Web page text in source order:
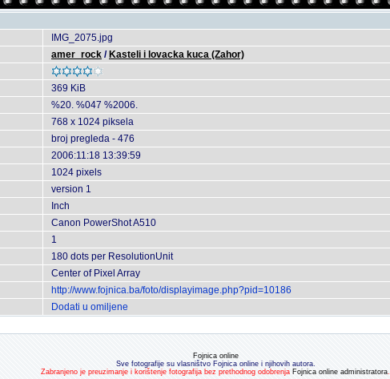
IMG_2075.jpg
amer_rock / Kasteli i lovacka kuca (Zahor)
369 KiB
%20. %047 %2006.
768 x 1024 piksela
broj pregleda - 476
2006:11:18 13:39:59
1024 pixels
version 1
Inch
Canon PowerShot A510
1
180 dots per ResolutionUnit
Center of Pixel Array
http://www.fojnica.ba/foto/displayimage.php?pid=10186
Dodati u omiljene
Fojnica online
Sve fotografije su vlasništvo Fojnica online i njihovih autora.
Zabranjeno je preuzimanje i korištenje fotografija bez prethodnog odobrenja Fojnica online administratora.